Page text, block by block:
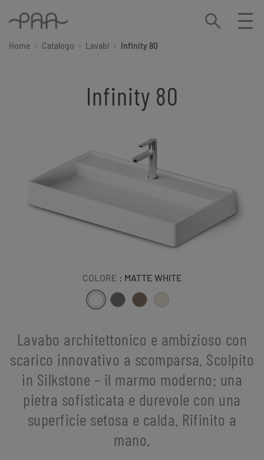
Home Catalogo Lavabi Infinity 80
Infinity 80
COLORE : MATTE WHITE
Lavabo architettonico e ambizioso con
scarico innovativo a scomparsa. Scolpito
in Silkstone – il marmo moderno: una
pietra sofisticata e durevole con una
superficie setosa e calda. Rifinito a
mano.